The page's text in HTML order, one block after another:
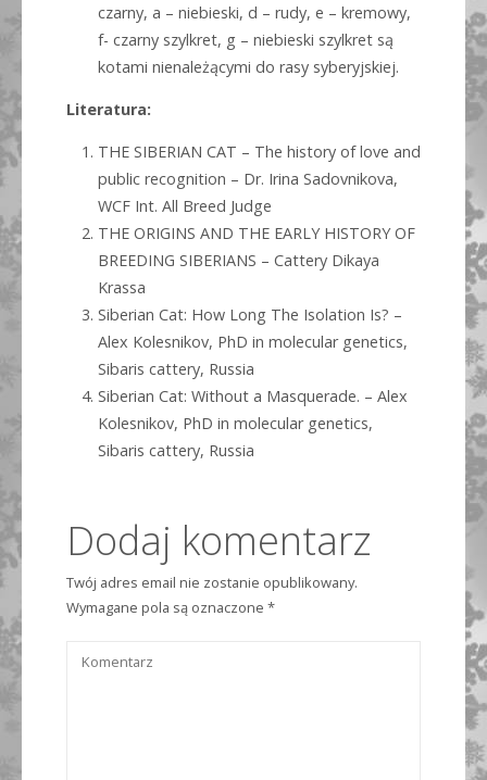
czarny, a – niebieski, d – rudy, e – kremowy,
f- czarny szylkret, g – niebieski szylkret są
kotami nienależącymi do rasy syberyjskiej.
Literatura:
THE SIBERIAN CAT – The history of love and
public recognition – Dr. Irina Sadovnikova,
WCF Int. All Breed Judge
THE ORIGINS AND THE EARLY HISTORY OF
BREEDING SIBERIANS – Cattery Dikaya
Krassa
Siberian Cat: How Long The Isolation Is? –
Alex Kolesnikov, PhD in molecular genetics,
Sibaris cattery, Russia
Siberian Cat: Without a Masquerade. – Alex
Kolesnikov, PhD in molecular genetics,
Sibaris cattery, Russia
Dodaj komentarz
Twój adres email nie zostanie opublikowany.
Wymagane pola są oznaczone *